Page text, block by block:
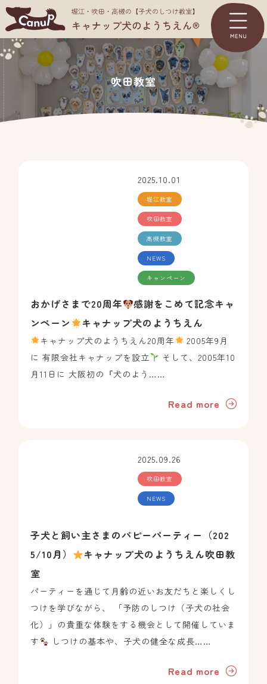
TOP
ようちえんについて
コース＆料金一覧
ジュニアパーティー
お客様の声
よくあるご質問
店舗紹介
吹田教室
2025.10.01
堀江教室
吹田教室
高槻教室
NEWS
キャンペーン
おかげさまで20周年
感謝をこめて記念キャ
ンペーン
キャナップ犬のようちえん
キャナップ犬のようちえん20周年
2005年9月
に 有限会社キャナップを設立
そして、2005年10
月11日に 大阪初の『犬のよう……
Read more
2025.09.26
吹田教室
NEWS
子犬と飼い主さまのパピーパーティー（202
5/10月）
キャナップ犬のようちえん吹田教
室
パーティーを通じて月齢の近いお友だちと楽しくし
つけを学びながら、 「予防のしつけ（子犬の社会
化）」の貴重な体験をする機会として開催していま
す
しつけの基本や、子犬の健全な成長……
Read more